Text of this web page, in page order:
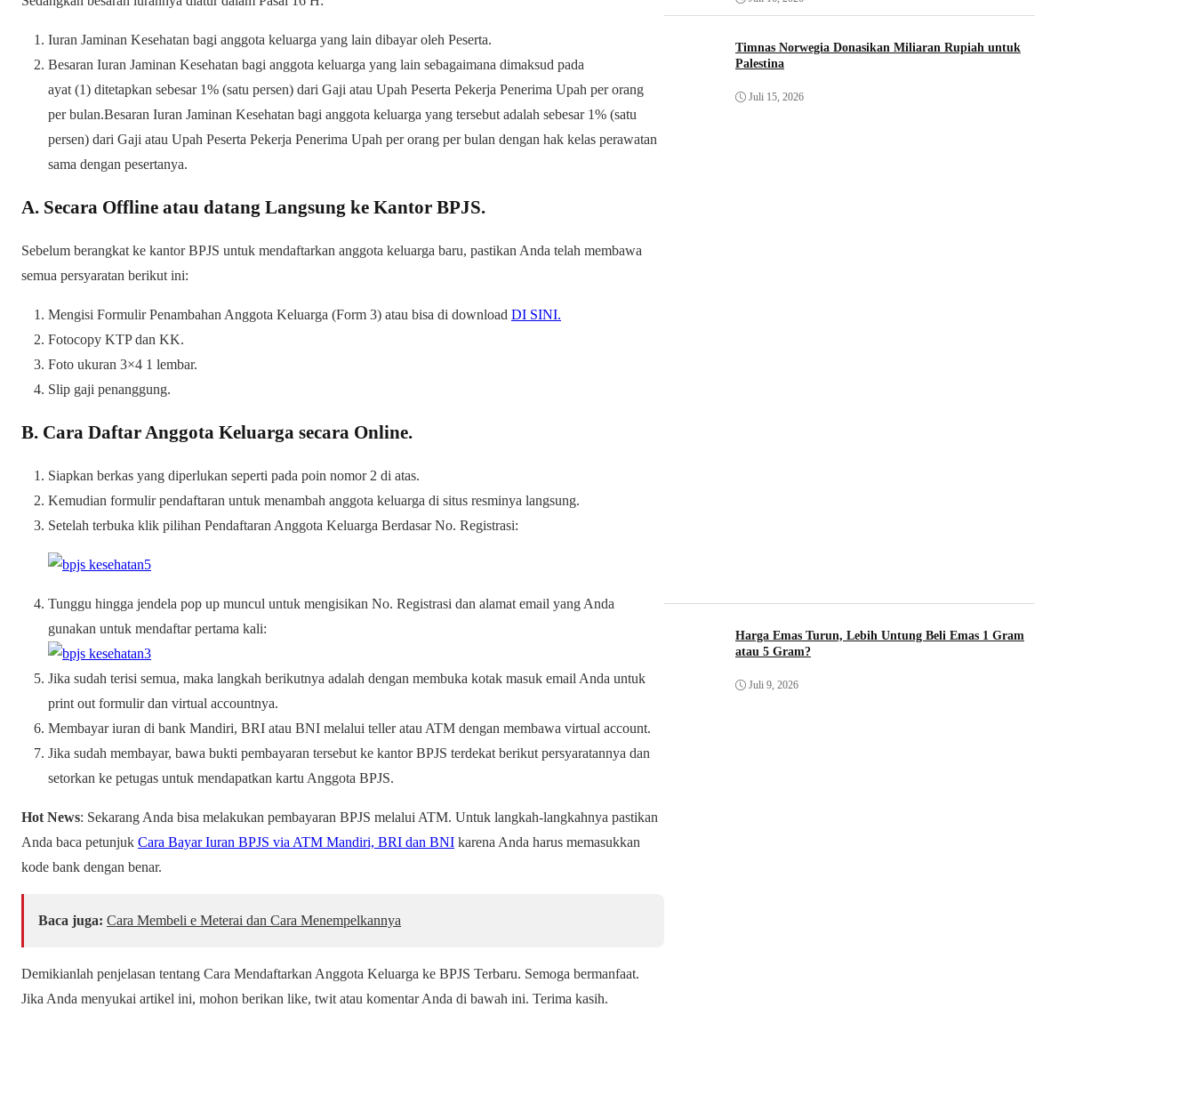
Iuran Jaminan Kesehatan bagi anggota keluarga yang lain dibayar oleh Peserta.
Besaran Iuran Jaminan Kesehatan bagi anggota keluarga yang lain sebagaimana dimaksud pada
ayat (1) ditetapkan sebesar 1% (satu persen) dari Gaji atau Upah Peserta Pekerja Penerima Upah per orang
per bulan.Besaran Iuran Jaminan Kesehatan bagi anggota keluarga yang tersebut adalah sebesar 1% (satu
persen) dari Gaji atau Upah Peserta Pekerja Penerima Upah per orang per bulan dengan hak kelas perawatan
sama dengan pesertanya.
A. Secara Offline atau datang Langsung ke Kantor BPJS.
Sebelum berangkat ke kantor BPJS untuk mendaftarkan anggota keluarga baru, pastikan Anda telah membawa
semua persyaratan berikut ini:
Mengisi Formulir Penambahan Anggota Keluarga (Form 3) atau bisa di download DI SINI.
Fotocopy KTP dan KK.
Foto ukuran 3×4 1 lembar.
Slip gaji penanggung.
B. Cara Daftar Anggota Keluarga secara Online.
Siapkan berkas yang diperlukan seperti pada poin nomor 2 di atas.
Kemudian formulir pendaftaran untuk menambah anggota keluarga di situs resminya langsung.
Setelah terbuka klik pilihan Pendaftaran Anggota Keluarga Berdasar No. Registrasi:
Tunggu hingga jendela pop up muncul untuk mengisikan No. Registrasi dan alamat email yang Anda
gunakan untuk mendaftar pertama kali:
Jika sudah terisi semua, maka langkah berikutnya adalah dengan membuka kotak masuk email Anda untuk
print out formulir dan virtual accountnya.
Membayar iuran di bank Mandiri, BRI atau BNI melalui teller atau ATM dengan membawa virtual account.
Jika sudah membayar, bawa bukti pembayaran tersebut ke kantor BPJS terdekat berikut persyaratannya dan
setorkan ke petugas untuk mendapatkan kartu Anggota BPJS.
Hot News: Sekarang Anda bisa melakukan pembayaran BPJS melalui ATM. Untuk langkah-langkahnya pastikan
Anda baca petunjuk Cara Bayar Iuran BPJS via ATM Mandiri, BRI dan BNI karena Anda harus memasukkan
kode bank dengan benar.
Baca juga: Cara Membeli e Meterai dan Cara Menempelkannya
Demikianlah penjelasan tentang Cara Mendaftarkan Anggota Keluarga ke BPJS Terbaru. Semoga bermanfaat.
Jika Anda menyukai artikel ini, mohon berikan like, twit atau komentar Anda di bawah ini. Terima kasih.
Timnas Norwegia Donasikan Miliaran Rupiah untuk
Palestina
Juli 15, 2026
Harga Emas Turun, Lebih Untung Beli Emas 1 Gram
atau 5 Gram?
Juli 9, 2026